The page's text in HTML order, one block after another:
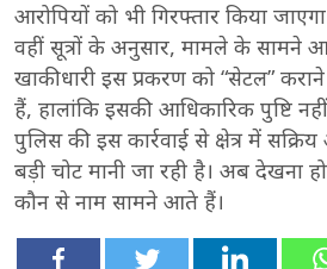
आरोपियों को भी गिरफ्तार किया
वहीं सूत्रों के अनुसार, मामले के
खाकीधारी इस प्रकरण को “सेटल”
हैं, हालांकि इसकी आधिकारिक पुष्टि
पुलिस की इस कार्रवाई से क्षेत्र में
बड़ी चोट मानी जा रही है। अब देखना
कौन से नाम सामने आते हैं।